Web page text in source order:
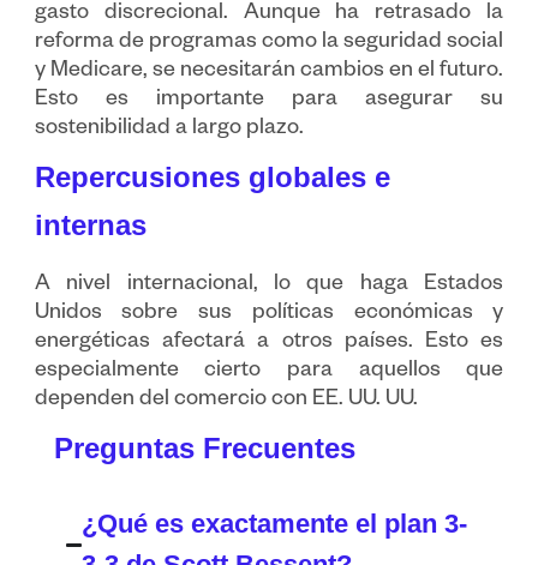
gasto discrecional. Aunque ha retrasado la
reforma de programas como la seguridad social
y Medicare, se necesitarán cambios en el futuro.
Esto es importante para asegurar su
sostenibilidad a largo plazo.
Repercusiones globales e
internas
A nivel internacional, lo que haga Estados
Unidos sobre sus políticas económicas y
energéticas afectará a otros países. Esto es
especialmente cierto para aquellos que
dependen del comercio con EE. UU. UU.
Preguntas Frecuentes
¿Qué es exactamente el plan 3-